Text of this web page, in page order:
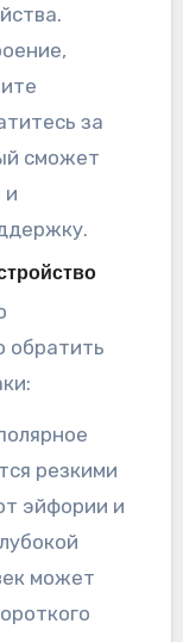
за
сможет
и
обратить
резкими
эйфории и
может